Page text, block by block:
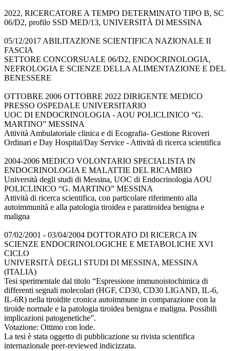
2022, RICERCATORE A TEMPO DETERMINATO TIPO B, SC
06/D2, profilo SSD MED/13, UNIVERSITÀ DI MESSINA
05/12/2017 ABILITAZIONE SCIENTIFICA NAZIONALE II
FASCIA
SETTORE CONCORSUALE 06/D2, ENDOCRINOLOGIA,
NEFROLOGIA E SCIENZE DELLA ALIMENTAZIONE E DEL
BENESSERE
OTTOBRE 2006 OTTOBRE 2022 DIRIGENTE MEDICO
PRESSO OSPEDALE UNIVERSITARIO
UOC DI ENDOCRINOLOGIA - AOU POLICLINICO “G.
MARTINO” MESSINA
Attività Ambulatoriale clinica e di Ecografia- Gestione Ricoveri
Ordinari e Day Hospital/Day Service - Attività di ricerca scientifica
2004-2006 MEDICO VOLONTARIO SPECIALISTA IN
ENDOCRINOLOGIA E MALATTIE DEL RICAMBIO
Università degli studi di Messina, UOC di Endocrinologia AOU
POLICLINICO “G. MARTINO” MESSINA
Attività di ricerca scientifica, con particolare riferimento alla
autoimmunità e alla patologia tiroidea e paratiroidea benigna e
maligna
07/02/2001 - 03/04/2004 DOTTORATO DI RICERCA IN
SCIENZE ENDOCRINOLOGICHE E METABOLICHE XVI
CICLO
UNIVERSITÀ DEGLI STUDI DI MESSINA, MESSINA
(ITALIA)
Tesi sperimentale dal titolo “Espressione immunoistochimica di
differenti segnali molecolari (HGF, CD30, CD30 LIGAND, IL-6,
IL-6R) nella tiroidite cronica autoimmune in comparazione con la
tiroide normale e la patologia tiroidea benigna e maligna. Possibili
implicazioni patogenetiche”.
Votazione: Ottimo con lode.
La tesi è stata oggetto di pubblicazione su rivista scientifica
internazionale peer-reviewed indicizzata.